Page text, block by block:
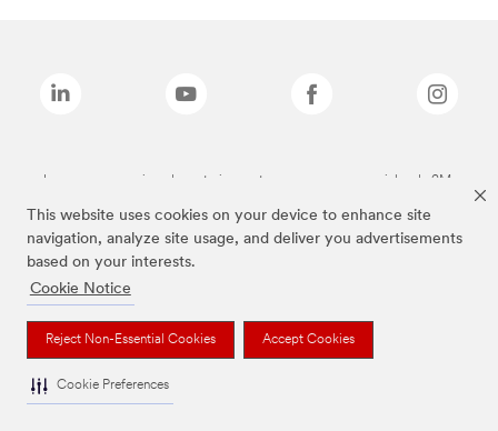
This website uses cookies on your device to enhance site
navigation, analyze site usage, and deliver you advertisements
based on your interests.
Cookie Notice
Reject Non-Essential Cookies Accept Cookies
Cookie Preferences
Las marcas mencionadas anteriormente son marcas comerciales de 3M.